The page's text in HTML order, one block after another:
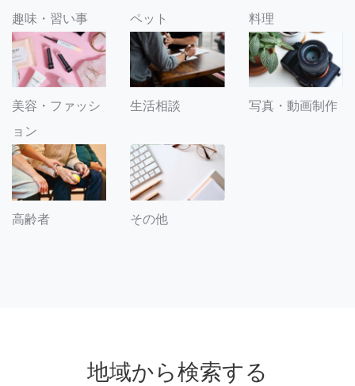
趣味・習い事 ペット 料理
美容・ファッシ
ョン
生活相談 写真・動画制作
高齢者 その他
地域から検索する